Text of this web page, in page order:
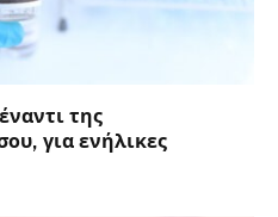
της
για ενήλικες